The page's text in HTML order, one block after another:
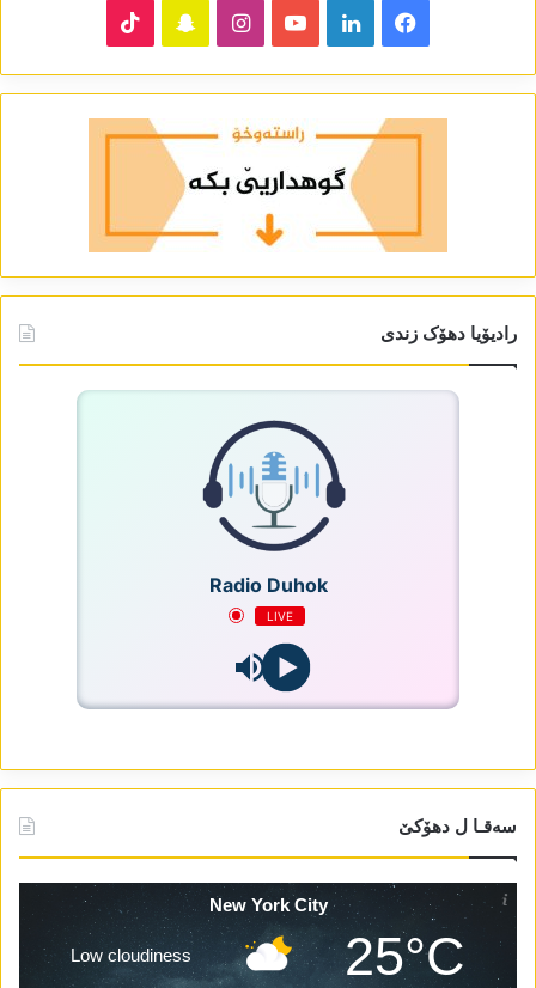
Facebook
LinkedIn
YouTube
Instagram
Snapchat
رادیۆیا دھۆک زندی
Radio Duhok
LIVE
سەقـا ل دھۆکێ
New York City
25°C
Low cloudiness